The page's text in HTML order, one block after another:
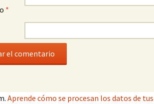
*
Aprende cómo se procesan los datos de